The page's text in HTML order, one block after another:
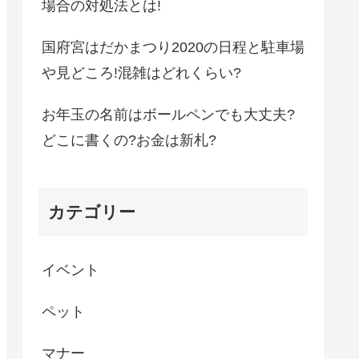
場合の対処法とは!
国府宮はだかまつり2020の日程と駐車場
や見どころ!混雑はどれくらい?
お年玉の名前はボールペンでも大丈夫?
どこに書くの?お金は新札?
カテゴリー
イベント
ペット
マナー